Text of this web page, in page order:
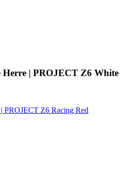
| PROJECT Z6 White
PROJECT Z6 Racing Red